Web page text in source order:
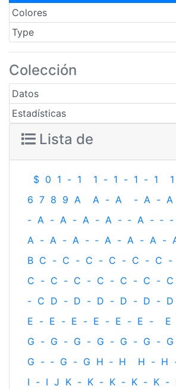
Colores
Type
Colección
Datos
Estadísticas
Lista de
$ 0 1 - 1 1 - 1 - 1 - 1 1
6 7 8 9 A A - A - A - A
- A - A - A - A - ‐ A - ‐ -
A - A - A - ‐ A - A - A -
B C - C - C - C - C - C -
C - C - C - C - C - C - C
- C D - D - D - D - D - D
E - E - E - E - E - E - E
G - G - G - G - G - G - G
G - ‐ G - G H ‐ H H - H
I - I J K - K - K - K - K -